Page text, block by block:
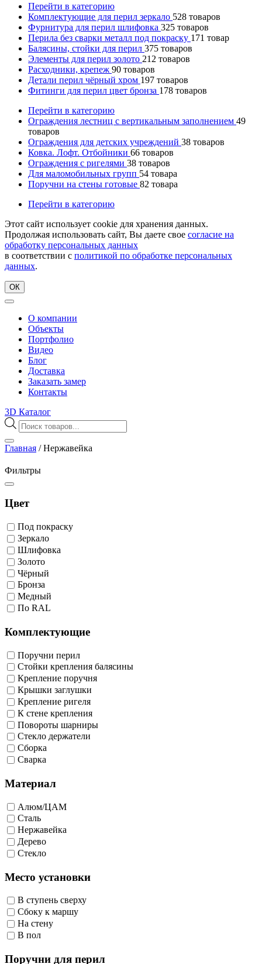
Перейти в категорию
Комплектующие для перил зеркало 528 товаров
Фурнитура для перил шлифовка 325 товаров
Перила без сварки металл под покраску 171 товар
Балясины, стойки для перил 375 товаров
Элементы для перил золото 212 товаров
Расходники, крепеж 90 товаров
Детали перил чёрный хром 197 товаров
Фитинги для перил цвет бронза 178 товаров
Перейти в категорию
Ограждения лестниц с вертикальным заполнением 49
товаров
Ограждения для детских учреждений 38 товаров
Ковка. Лофт. Отбойники 66 товаров
Ограждения с ригелями 38 товаров
Для маломобильных групп 54 товара
Поручни на стены готовые 82 товара
Перейти в категорию
Этот сайт использует cookie для хранения данных.
Продолжая использовать сайт, Вы даете свое согласие на
обработку персональных данных
в соответствии с политикой по обработке персональных
данных.
ОК
О компании
Объекты
Портфолио
Видео
Блог
Доставка
Заказать замер
Контакты
3D Каталог
Поиск
товаров
Главная /Нержавейка
Фильтры
Цвет
Под покраску
Зеркало
Шлифовка
Золото
Чёрный
Бронза
Медный
По RAL
Комплектующие
Поручни перил
Стойки крепления балясины
Крепление поручня
Крышки заглушки
Крепление ригеля
К стене крепления
Повороты шарниры
Стекло держатели
Сборка
Сварка
Материал
Алюм/ЦАМ
Сталь
Нержавейка
Дерево
Стекло
Место установки
В ступень сверху
Сбоку к маршу
На стену
В пол
Поручни для перил